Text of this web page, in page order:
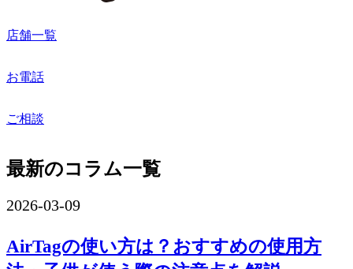
店舗一覧
お電話
ご相談
最新のコラム一覧
2026-03-09
AirTagの使い方は？おすすめの使用方